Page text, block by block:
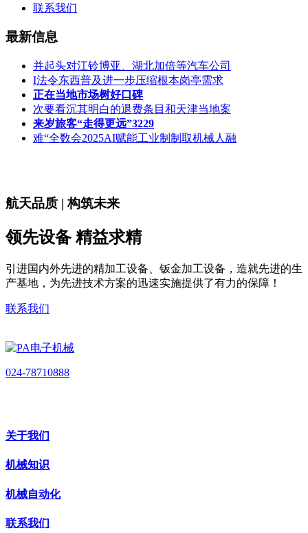
联系我们
最新信息
并起头对江铃博亚、湖北加倍等汽车公司
I法令东西普及进一步压缩根本岗亭需求
正在当地市场树好口碑
次要看沉其明白的退费条目和天津当地案
来岁旅客“走得更远”3229
难“全数会2025AI赋能工业制制取机械人融
航天品质 | 构筑未来
领先设备 精益求精
引进国内外先进的精加工设备、钣金加工设备，造就先进的生
产基地，为先进技术方案的迅速实施提供了有力的保障！
联系我们
024-78710888
关于我们
机械知识
机械自动化
联系我们